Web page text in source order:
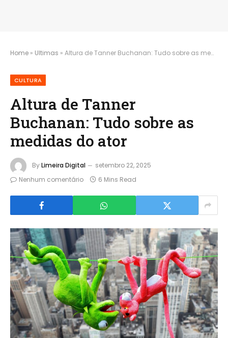
Home » Ultimas » Altura de Tanner Buchanan: Tudo sobre as medidas do ator
CULTURA
Altura de Tanner
Buchanan: Tudo sobre as
medidas do ator
ByLimeira Digital
setembro 22, 2025
Nenhum comentário
6 Mins Read